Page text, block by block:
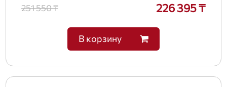
251 550 ₸ 226 395 ₸
В корзину